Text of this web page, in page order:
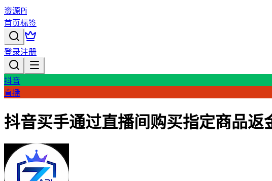
资源Pi
首页标签
登录注册
抖音
直播
抖音买手通过直播间购买指定商品返